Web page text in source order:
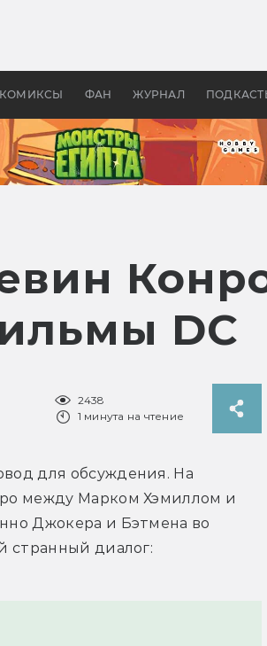
КОМИКСЫ ФАН ЖУРНАЛ
Древней Грецией
DC
2438
1 минута на чтение
для обсуждения. На
между Марком Хэмиллом и
Джокера и Бэтмена во
странный диалог: